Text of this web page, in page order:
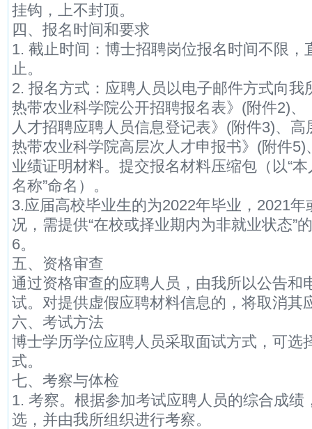
挂钩，上不封顶。
四、报名时间和要求
1. 截止时间：博士招聘岗位报名时间不限
止。
2. 报名方式：应聘人员以电子邮件方式向
热带农业科学院公开招聘报名表》(附件2)
人才招聘应聘人员信息登记表》(附件3)、
热带农业科学院高层次人才申报书》(附件
业绩证明材料。提交报名材料压缩包（以“
名称”命名）。
3.应届高校毕业生的为2022年毕业，2021
况，需提供“在校或择业期内为非就业状态”
6。
五、资格审查
通过资格审查的应聘人员，由我所以公告和
试。对提供虚假应聘材料信息的，将取消其
六、考试方法
博士学历学位应聘人员采取面试方式，可选
式。
七、考察与体检
1. 考察。根据参加考试应聘人员的综合成
选，并由我所组织进行考察。